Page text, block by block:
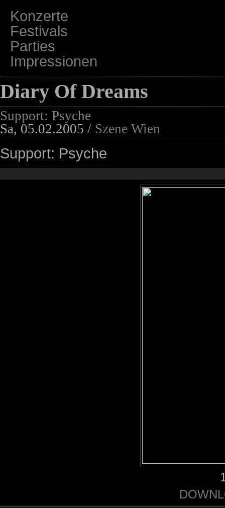
Konzerte
Festivals
Parties
Impressionen
Diary Of Dreams
Support: Psyche
Sa, 05.02.2005 / Szene Wien
Support: Psyche